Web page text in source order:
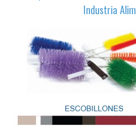
Industria